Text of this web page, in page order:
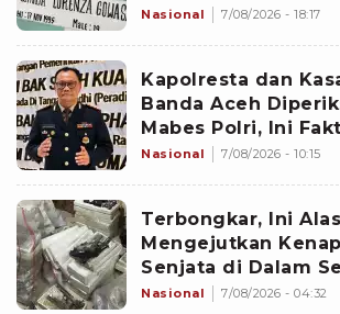
di Medan Tewas
Nasional 7/08/2026 - 18:17
Kapolresta dan
Banda Aceh
Mabes Polri, Ini
Nasional 7/08/2026 - 10:15
Terbongkar, Ini
Mengejutkan
Senjata di Dalam
Sejak 2020
Nasional 7/08/2026 - 04:32